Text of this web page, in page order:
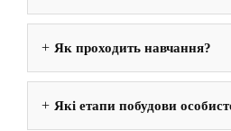
Як проходить навчання?
Які етапи побудови